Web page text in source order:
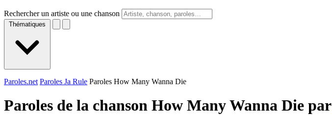
Rechercher un artiste ou une chanson
Thématiques
Paroles.net Paroles Ja Rule Paroles How Many Wanna Die
Paroles de la chanson How Many Wanna Die par